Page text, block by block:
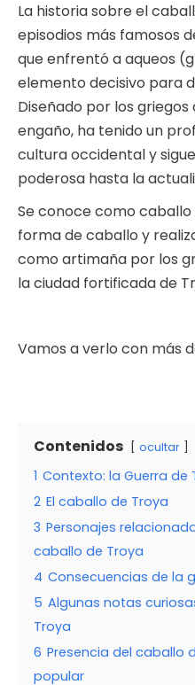
La historia sobre el
episodios más famosos
que enfrentó a aqueos
elemento decisivo para
Diseñado por los
engaño, ha tenido un
cultura occidental y
poderosa hasta la
Se conoce como
forma de caballo y
como artimaña por los
la ciudad fortificada de
Vamos a verlo con más
Contenidos ocultar
1 Contexto: la Guerra de
2 El caballo de Troya
3 Personajes
caballo de Troya
4 Consecuencias de la
5 Algunas notas
Troya
6 Presencia del caballo
popular